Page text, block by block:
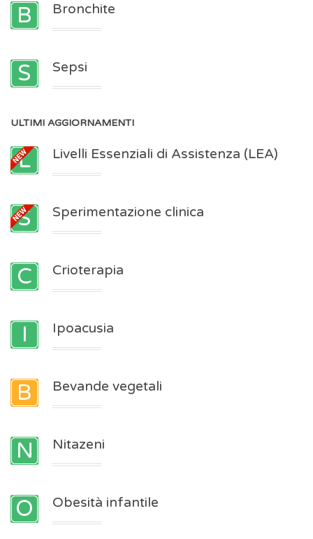
Bronchite
Sepsi
ULTIMI AGGIORNAMENTI
Livelli Essenziali di Assistenza (LEA)
Sperimentazione clinica
Crioterapia
Ipoacusia
Bevande vegetali
Nitazeni
Obesità infantile